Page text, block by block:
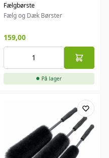
Fælgbørste
Fælg og Dæk Børster
159,00
På lager